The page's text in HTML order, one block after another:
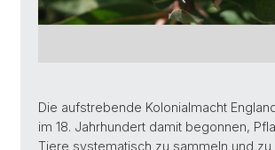
Die aufstrebende Kolonialmacht
im 18. Jahrhundert damit begonnen,
Tiere systematisch zu sammeln und